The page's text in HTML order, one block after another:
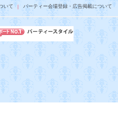
いて パーティー会場登録・広告掲載について